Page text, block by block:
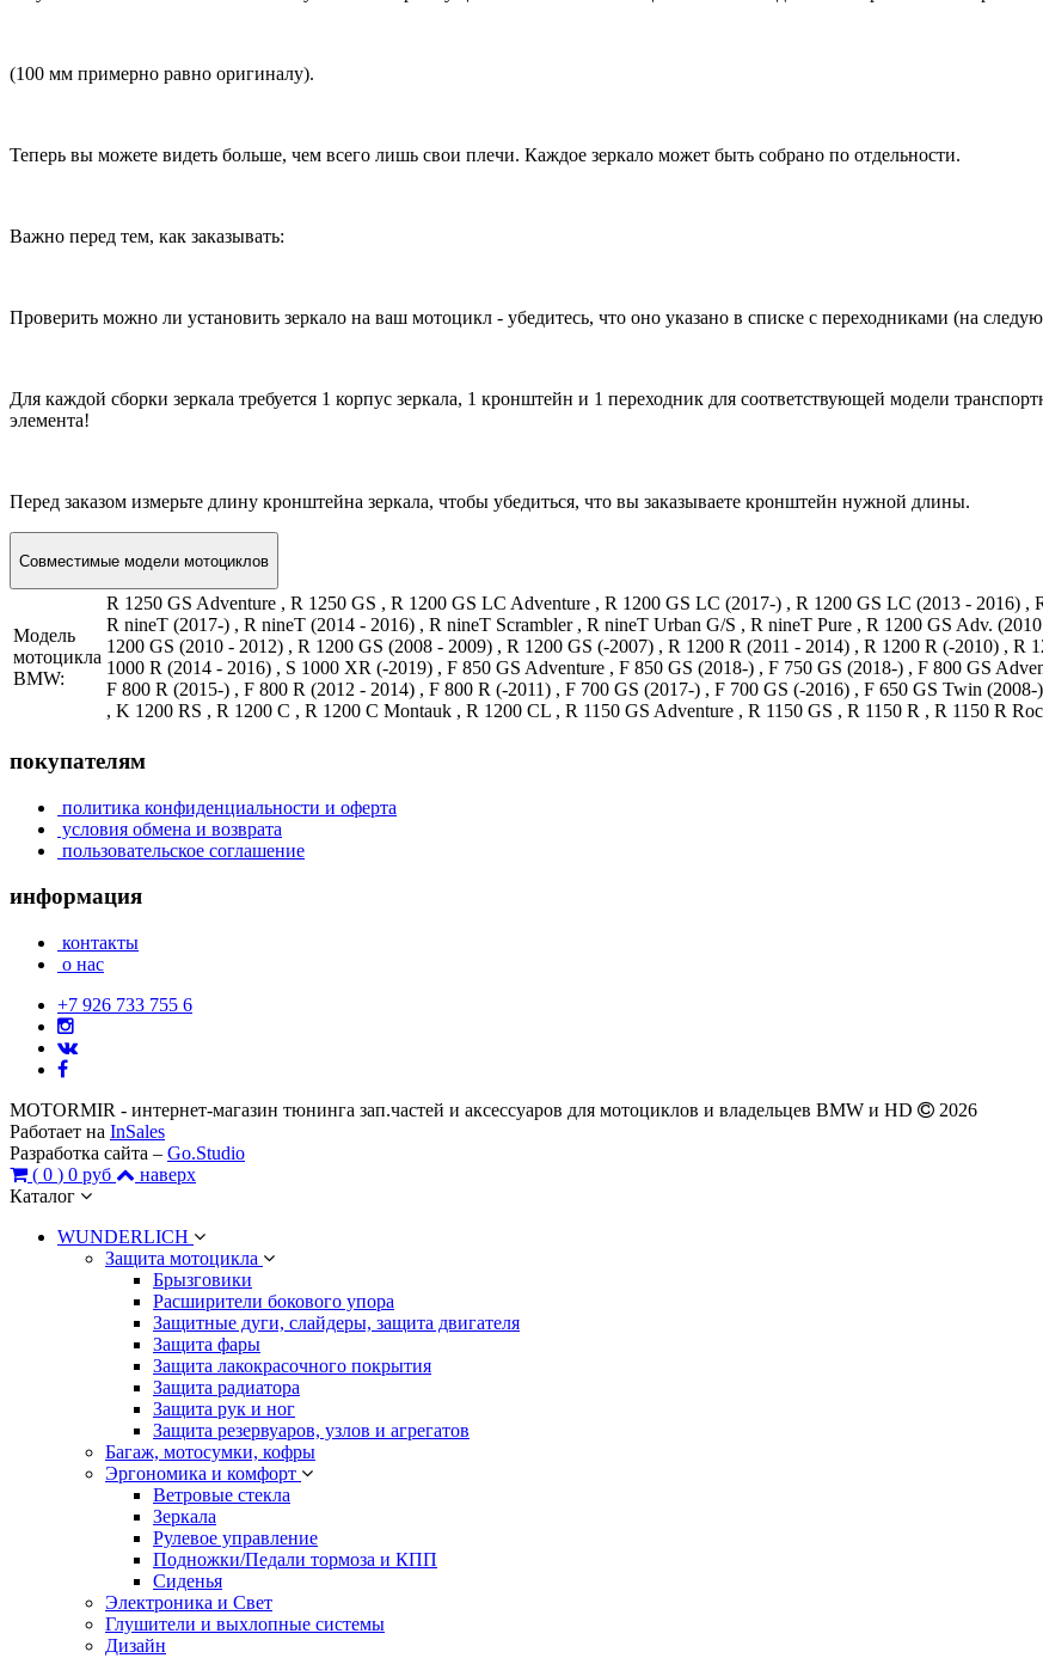
(100 мм примерно равно оригиналу).
Теперь вы можете видеть больше, чем всего лишь свои плечи. Каждое зеркало может быть собрано по отдельности.
Важно перед тем, как заказывать:
Проверить можно ли установить зеркало на ваш мотоцикл - убедитесь, что оно указано в списке с переходниками (на
Для каждой сборки зеркала требуется 1 корпус зеркала, 1 кронштейн и 1 переходник для соответствующей модели
элемента!
Перед заказом измерьте длину кронштейна зеркала, чтобы убедиться, что вы заказываете кронштейн нужной длины.
Совместимые модели мотоциклов
Модель
мотоцикла
BMW:
R 1250 GS Adventure , R 1250 GS , R 1200 GS LC Adventure , R 1200 GS LC (2017-) , R 1200 GS LC (2013 - 2016)
R nineT (2017-) , R nineT (2014 - 2016) , R nineT Scrambler , R nineT Urban G/S , R nineT Pure , R 1200 GS Adv.
1200 GS (2010 - 2012) , R 1200 GS (2008 - 2009) , R 1200 GS (-2007) , R 1200 R (2011 - 2014) , R 1200 R (-2010) , R
1000 R (2014 - 2016) , S 1000 XR (-2019) , F 850 GS Adventure , F 850 GS (2018-) , F 750 GS (2018-) , F 800 GS
F 800 R (2015-) , F 800 R (2012 - 2014) , F 800 R (-2011) , F 700 GS (2017-) , F 700 GS (-2016) , F 650 GS Twin
, K 1200 RS , R 1200 C , R 1200 C Montauk , R 1200 CL , R 1150 GS Adventure , R 1150 GS , R 1150 R , R 1150 R
покупателям
политика конфиденциальности и оферта
условия обмена и возврата
пользовательское соглашение
информация
контакты
о нас
+7 926 733 755 6
MOTORMIR - интернет-магазин тюнинга зап.частей и аксессуаров для мотоциклов и владельцев BMW и HD
2026
Работает на InSales
Разработка сайта – Go.Studio
( 0 ) 0 руб
наверх
Каталог
WUNDERLICH
Защита мотоцикла
Брызговики
Расширители бокового упора
Защитные дуги, слайдеры, защита двигателя
Защита фары
Защита лакокрасочного покрытия
Защита радиатора
Защита рук и ног
Защита резервуаров, узлов и агрегатов
Багаж, мотосумки, кофры
Эргономика и комфорт
Ветровые стекла
Зеркала
Рулевое управление
Подножки/Педали тормоза и КПП
Сиденья
Электроника и Свет
Глушители и выхлопные системы
Дизайн